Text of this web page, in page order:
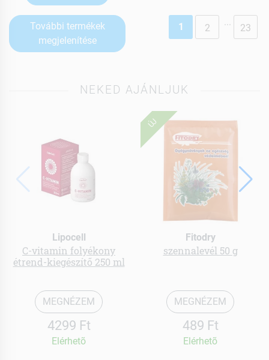
További termékek
megjelenítése
1 2 23
NEKED AJÁNLJUK
Lipocell
C-vitamin folyékony
étrend-kiegészítő 250 ml
MEGNÉZEM
4299 Ft
Elérhetõ
ÚJ
Fitodry
szennalevél 50 g
MEGNÉZEM
489 Ft
Elérhetõ